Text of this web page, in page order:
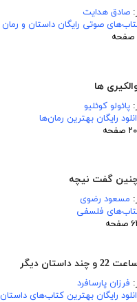
صادق هدایت
صوتی رایگان داستان و رمان
ها
پائولو کوئلیو
رایگان بهترین رمان‌ها
چنین گفت نیچه
مسعود رضوی
فلسفی
دیگر
فرزان پارسافرد
رایگان بهترین کتاب‌های داستان